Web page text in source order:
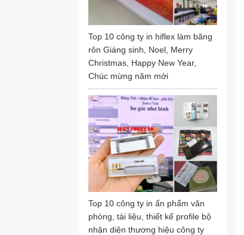
Top 10 công ty in hiflex làm băng
rôn Giáng sinh, Noel, Merry
Christmas, Happy New Year,
Chúc mừng năm mới
Top 10 công ty in ấn phẩm văn
phòng, tài liệu, thiết kế profile bộ
nhận diện thương hiệu công ty